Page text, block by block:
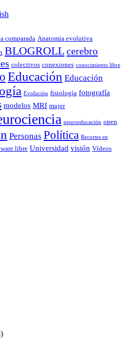
comparada Anatomía evolutiva
BLOGROLLcerebro
colectivos conexiones conocimiento libre
Educación Educación
Evolución fisiología fotografía
modelos MRI mujer
neuroeducación open
Personas Política Recortes en
libre Universidad visión Vídeos